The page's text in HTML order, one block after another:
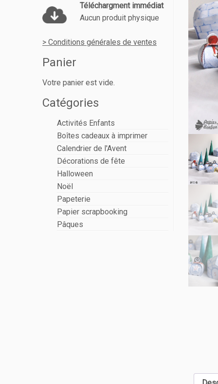
Téléchargment immédiat
Aucun produit physique
> Conditions générales de ventes
Panier
Votre panier est vide.
Catégories
Activités Enfants
Boîtes cadeaux à imprimer
Calendrier de l'Avent
Décorations de fête
Halloween
Noël
Papeterie
Papier scrapbooking
Pâques